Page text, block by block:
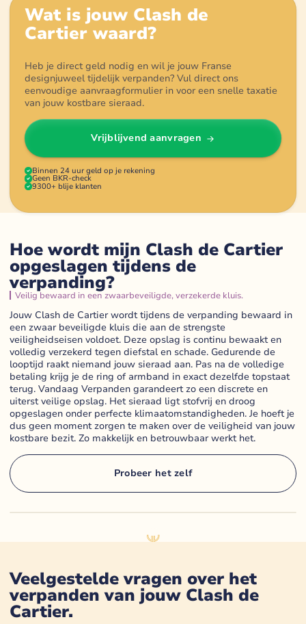
Wat is jouw Clash de
Cartier waard?
Heb je direct geld nodig en wil je jouw Franse
designjuweel tijdelijk verpanden? Vul direct ons
eenvoudige aanvraagformulier in voor een snelle taxatie
van jouw kostbare sieraad.
Vrijblijvend aanvragen
Binnen 24 uur geld op je rekening
Geen BKR-check
9300+ blije klanten
Hoe wordt mijn Clash de Cartier
opgeslagen tijdens de
verpanding?
Veilig bewaard in een zwaarbeveiligde, verzekerde kluis.
Jouw Clash de Cartier wordt tijdens de verpanding bewaard in
een zwaar beveiligde kluis die aan de strengste
veiligheidseisen voldoet. Deze opslag is continu bewaakt en
volledig verzekerd tegen diefstal en schade. Gedurende de
looptijd raakt niemand jouw sieraad aan. Pas na de volledige
betaling krijg je de ring of armband in exact dezelfde topstaat
terug. Vandaag Verpanden garandeert zo een discrete en
uiterst veilige opslag. Het sieraad ligt stofvrij en droog
opgeslagen onder perfecte klimaatomstandigheden. Je hoeft je
dus geen moment zorgen te maken over de veiligheid van jouw
kostbare bezit. Zo makkelijk en betrouwbaar werkt het.
Probeer het zelf
Veelgestelde vragen over het
verpanden van jouw Clash de
Cartier.